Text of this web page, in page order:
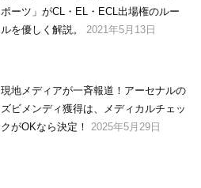
ポーツ」がCL・EL・ECL出場権のルー
ルを優しく解説。
2021年5月13日
現地メディアが一斉報道！アーセナルの
ズビメンディ獲得は、メディカルチェッ
クがOKなら決定！
2025年5月29日